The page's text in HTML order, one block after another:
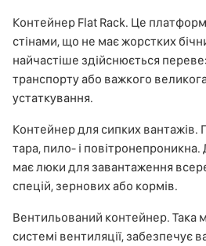
Контейнер Flat Rack. Це
стінами, що не має жорстких
найчастіше здійснюється
транспорту або важкого
устаткування.
Контейнер для сипких вантажів.
тара, пило- і повітронепроникна.
має люки для завантаження
спецій, зернових або кормів.
Вентильований контейнер. Така
системі вентиляції, забезпечує